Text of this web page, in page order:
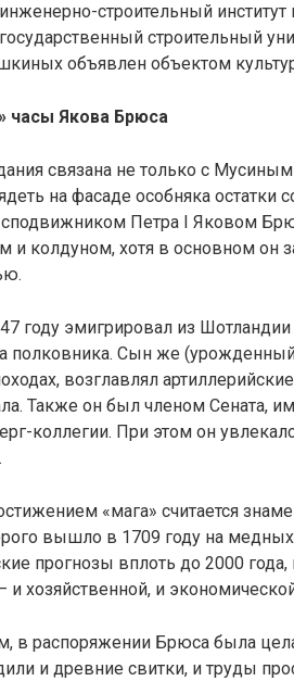
строительный
строительный
объявлен объектом
часы Якова Брюса
связана не только с
на фасаде особняка остатки
Петра I Яковом
и колдуном, хотя в основном он
году эмигрировал из
полковника. Сын же
возглавлял
Также он был членом Сената,
коллегии. При этом он
«мага» считается
вышло в 1709 году на
прогнозы вплоть до 2000
хозяйственной, и
в распоряжении Брюса была
и древние свитки, и труды